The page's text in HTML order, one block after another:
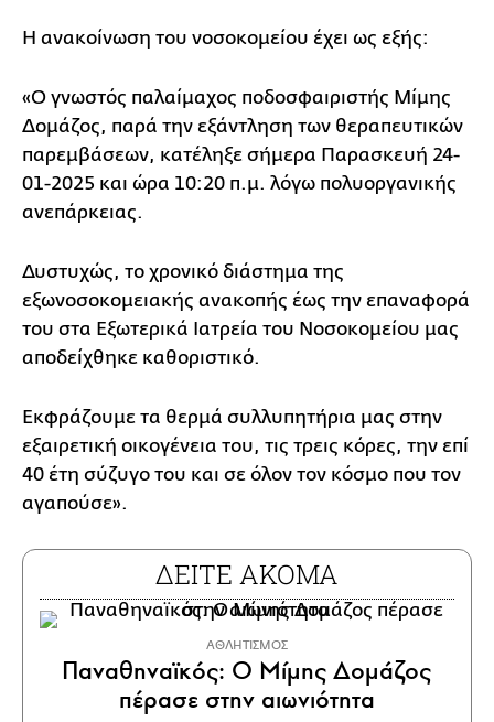
Η ανακοίνωση του νοσοκομείου έχει ως εξής:
«Ο γνωστός παλαίμαχος ποδοσφαιριστής Μίμης
Δομάζος, παρά την εξάντληση των θεραπευτικών
παρεμβάσεων, κατέληξε σήμερα Παρασκευή 24-
01-2025 και ώρα 10:20 π.μ. λόγω πολυοργανικής
ανεπάρκειας.
Δυστυχώς, το χρονικό διάστημα της
εξωνοσοκομειακής ανακοπής έως την επαναφορά
του στα Εξωτερικά Ιατρεία του Νοσοκομείου μας
αποδείχθηκε καθοριστικό.
Εκφράζουμε τα θερμά συλλυπητήρια μας στην
εξαιρετική οικογένεια του, τις τρεις κόρες, την επί
40 έτη σύζυγο του και σε όλον τον κόσμο που τον
αγαπούσε».
ΔΕΙΤΕ ΑΚΟΜΑ
ΑΘΛΗΤΙΣΜΟΣ
Παναθηναϊκός: Ο Μίμης Δομάζος
πέρασε στην αιωνιότητα